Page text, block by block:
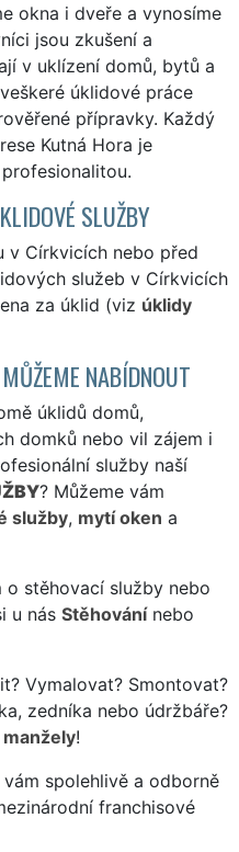
okna i dveře a vynosíme
jsou zkušení a
v uklízení domů, bytů a
úklidové práce
přípravky. Každý
Kutná Hora je
SLUŽBY
v Církvicích nebo před
služeb v Církvicích
za úklid (viz úklidy
NABÍDNOUT
úklidů domů,
domků nebo vil zájem i
služby naší
? Můžeme vám
služby, mytí oken a
stěhovací služby nebo
u nás Stěhovánínebo
Vymalovat? Smontovat?
zedníka nebo údržbáře?
!
vám spolehlivě a odborně
franchisové